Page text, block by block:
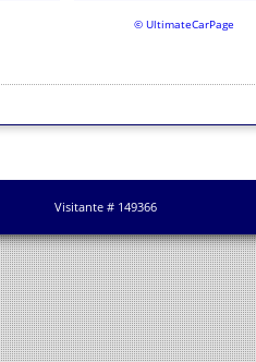
© UltimateCarPage
Visitante # 149366